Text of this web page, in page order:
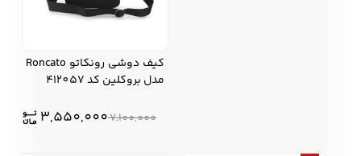
کیف دوشی رونکاتو Roncato
مدل بروکلین کد 412057
7,100,000
3,550,000